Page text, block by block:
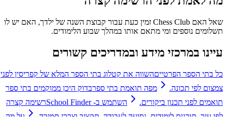
שאל האם Chess Club זמין כעת עבור קבוצת השנה של ילדך, האם יש לו
תשלומים נוספים ומי מתאם אותו במהלך שבוע הלימודים.
עיינו במרכזי מידע ובמדריכים קשורים
כל בתי הספר הפרטייםהשווה את קטלוג בתי הספר המלא של קפריסין לפני
צמצום לפי תכונה.
מפה תואמת בתי ספרבדוק היכן ממוקמים בתי ספר
תואמים לפני תכנון ביקורים.
השתמש ב- School Finder
רשימה קצרה